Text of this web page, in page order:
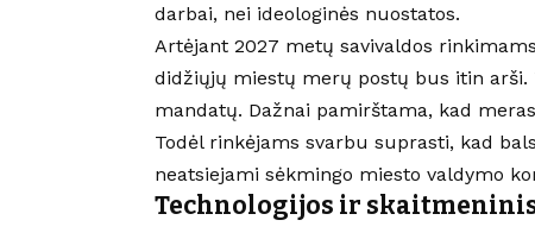
darbai, nei ideologinės nuostatos.
Artėjant 2027 metų savivaldos
didžiųjų miestų merų postų bus itin
mandatų. Dažnai pamirštama, kad
Todėl rinkėjams svarbu suprasti, kad
neatsiejami sėkmingo miesto valdymo
Technologijos ir